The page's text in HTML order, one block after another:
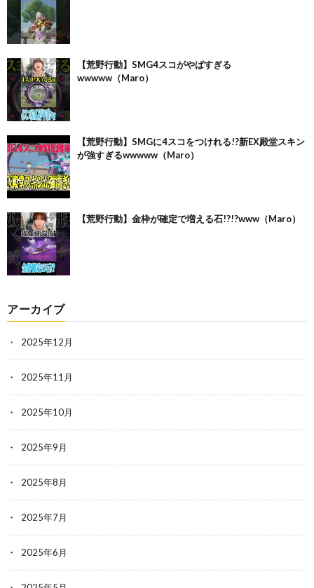
【荒野行動】SMG4スコがやばすぎる
wwwww（Maro）
【荒野行動】SMGに4スコをつけれる!?新EX殿堂スキン
が強すぎるwwwww（Maro）
【荒野行動】金枠が確定で増える石!?!?www（Maro）
アーカイブ
2025年12月
2025年11月
2025年10月
2025年9月
2025年8月
2025年7月
2025年6月